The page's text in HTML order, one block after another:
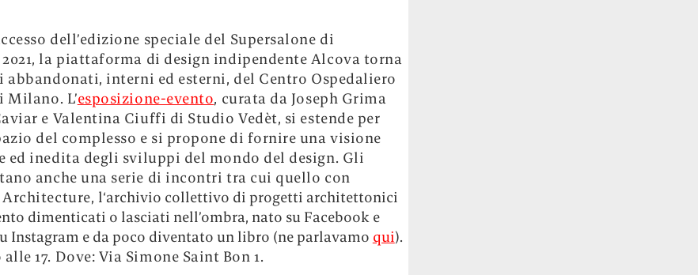
dell’edizione speciale del Supersalone di
la piattaforma di design indipendente Alcova torna
abbandonati, interni ed esterni, del Centro Ospedaliero
L’esposizione-evento, curata da Joseph Grima
e Valentina Ciuffi di Studio Vedèt, si estende per
del complesso e si propone di fornire una visione
ed inedita degli sviluppi del mondo del design. Gli
anche una serie di incontri tra cui quello con
l‘archivio collettivo di progetti architettonici
dimenticati o lasciati nell’ombra, nato su Facebook e
Instagram e da poco diventato un libro (ne parlavamo qui).
17. Dove: Via Simone Saint Bon 1.